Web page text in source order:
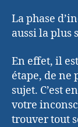
La phase
aussi la plus
En effet, il
étape, de ne
sujet. C’est
votre
trouver tout